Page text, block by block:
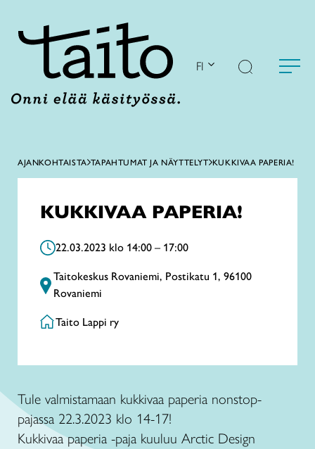
FI
AJANKOHTAISTA TAPAHTUMAT JA NÄYTTELYT KUKKIVAA PAPERIA!
KUKKIVAA PAPERIA!
22.03.2023 klo 14:00 – 17:00
Taitokeskus Rovaniemi, Postikatu 1, 96100
Rovaniemi
Taito Lappi ry
Tule valmistamaan kukkivaa paperia nonstop-
pajassa 22.3.2023 klo 14-17!
Kukkivaa paperia -paja kuuluu Arctic Design